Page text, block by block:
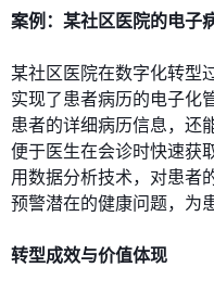
案例：某社区医院的电子
某社区医院在数字化转型
实现了患者病历的电子化
患者的详细病历信息，还
便于医生在会诊时快速获
用数据分析技术，对患者
预警潜在的健康问题，为
转型成效与价值体现